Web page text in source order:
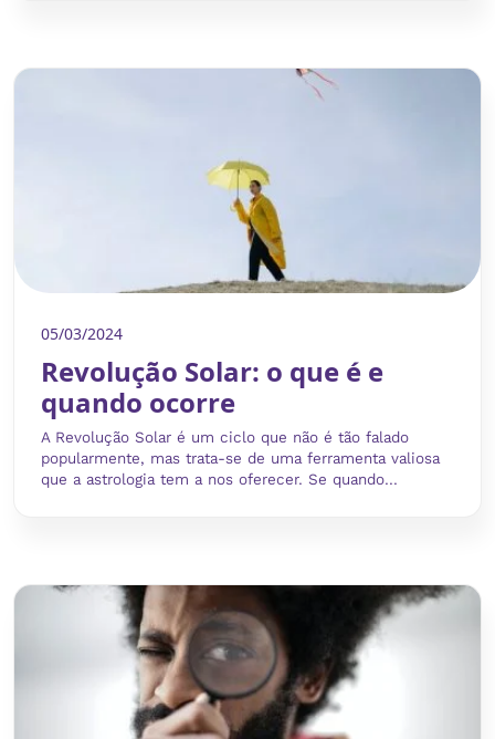
05/03/2024
Revolução Solar: o que é e
quando ocorre
A Revolução Solar é um ciclo que não é tão falado
popularmente, mas trata-se de uma ferramenta valiosa
que a astrologia tem a nos oferecer. Se quando...